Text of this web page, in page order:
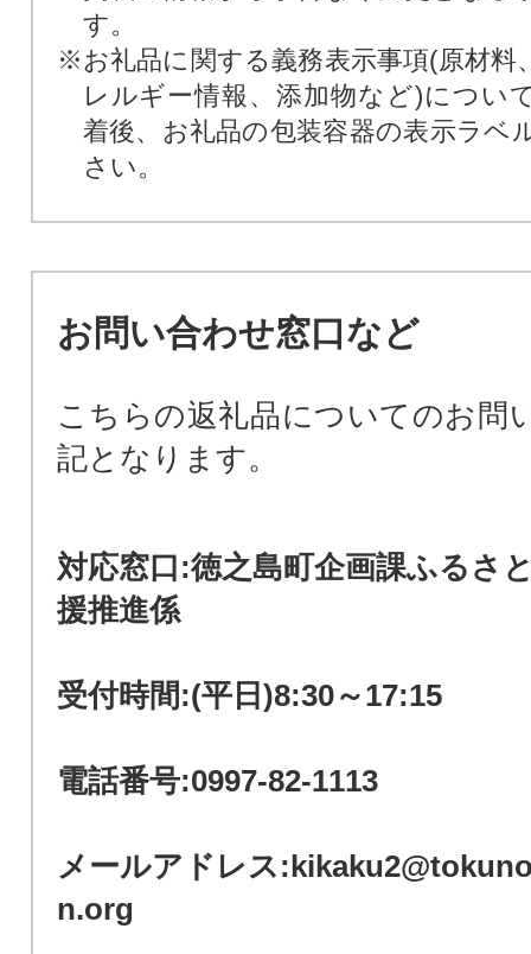
す。
※お礼品に関する義務表示事項(原材料
レルギー情報、添加物など)につい
着後、お礼品の包装容器の表示ラベ
さい。
お問い合わせ窓口など
こちらの返礼品についてのお問
記となります。
対応窓口:徳之島町企画課ふるさ
援推進係
受付時間:(平日)8:30～17:15
電話番号:0997-82-1113
メールアドレス
n.org